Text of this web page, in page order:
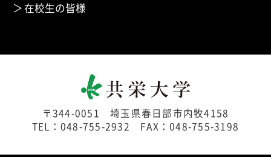
在校生の皆様
〒344-0051 埼玉県春日部市内牧4158
TEL：048-755-2932 FAX：048-755-3198